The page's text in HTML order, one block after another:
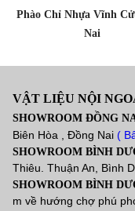
Phào Chỉ Nhựa Vĩnh
Nai
VẬT LIỆU NỘI
SHOWROOM ĐỒNG
Biên Hòa , Đồng Nai (
SHOWROOM BÌNH
Thiêu. Thuận An, Bình
SHOWROOM BÌNH
m về hướng chợ phú